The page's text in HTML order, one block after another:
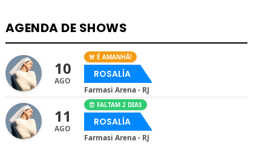
AGENDA DE SHOWS
10
AGO
🚨 É AMANHÃ!
ROSALÍA
Farmasi Arena - RJ
11
AGO
⏰ FALTAM 2 DIAS
ROSALÍA
Farmasi Arena - RJ